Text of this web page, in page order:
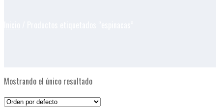
Mostrando el único resultado